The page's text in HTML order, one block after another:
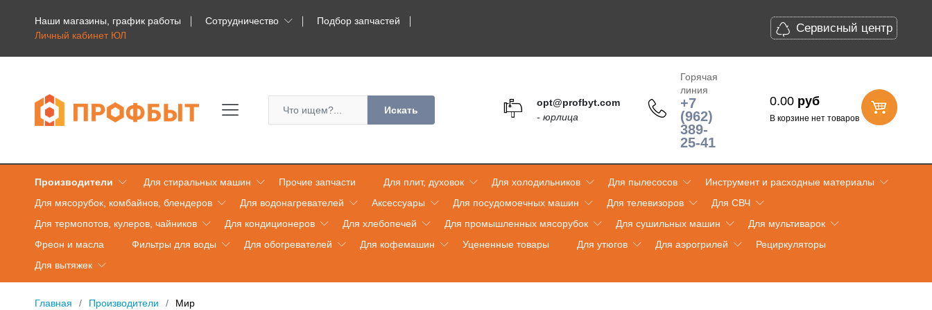
Наши магазины, график работы Сотрудничество
Подбор запчастей
Личный кабинет ЮЛ
Сервисный центр
Искать
opt@profbyt.com
- юрлица
Горячая
линия
+7
(962)
389-
25-41
0.00 руб
В корзине нет товаров
Производители Для стиральных машин Прочие запчасти Для плит, духовок Для холодильников Для пылесосов
Инструмент и расходные материалы
Для мясорубок, комбайнов, блендеров
Для водонагревателей Аксессуары Для посудомоечных машин Для телевизоров
Для СВЧ
Для термопотов, кулеров, чайников
Для кондиционеров Для хлебопечей Для промышленных мясорубок Для сушильных машин
Для мультиварок
Фреон и масла
Фильтры для воды Для обогревателей Для кофемашин Уцененные товары Для утюгов Для аэрогрилей
Рециркуляторы
Для вытяжек
Главная Производители Мир